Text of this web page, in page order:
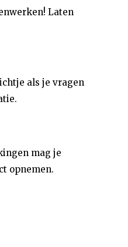
Laten
als je vragen
mag je
opnemen.